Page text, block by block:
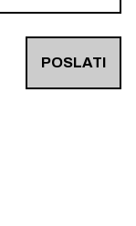
POSLATI